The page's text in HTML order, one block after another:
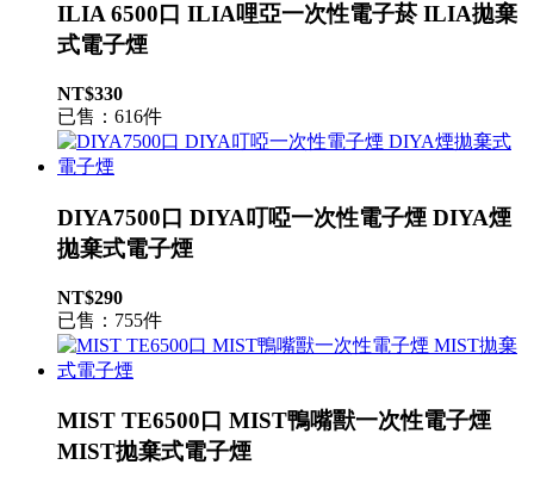
ILIA 6500口 ILIA哩亞一次性電子菸 ILIA拋棄
式電子煙
NT$330
已售：616件
DIYA7500口 DIYA叮啞一次性電子煙 DIYA煙
拋棄式電子煙
NT$290
已售：755件
MIST TE6500口 MIST鴨嘴獸一次性電子煙
MIST拋棄式電子煙